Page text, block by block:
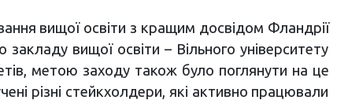
вищої освіти з кращим досвідом Фландрії
закладу вищої освіти – Вільного університету
метою заходу також було поглянути на це
різні стейкхолдери, які активно працювали